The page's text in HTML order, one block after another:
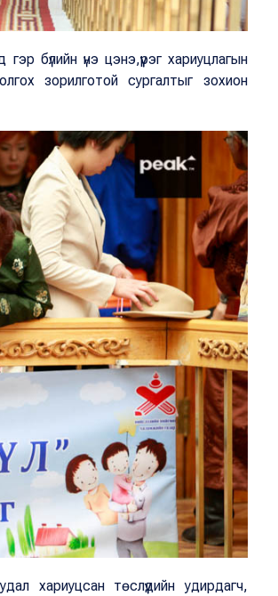
бүлийн үнэ цэнэ,үүрэг хариуцлагын
зорилготой сургалтыг зохион
хариуцсан төслүүдийн удирдагч,